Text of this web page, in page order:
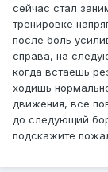
сейчас стал
тренировке
после боль
справа, на
когда встаешь
ходишь
движения, все
до следующий
подскажите